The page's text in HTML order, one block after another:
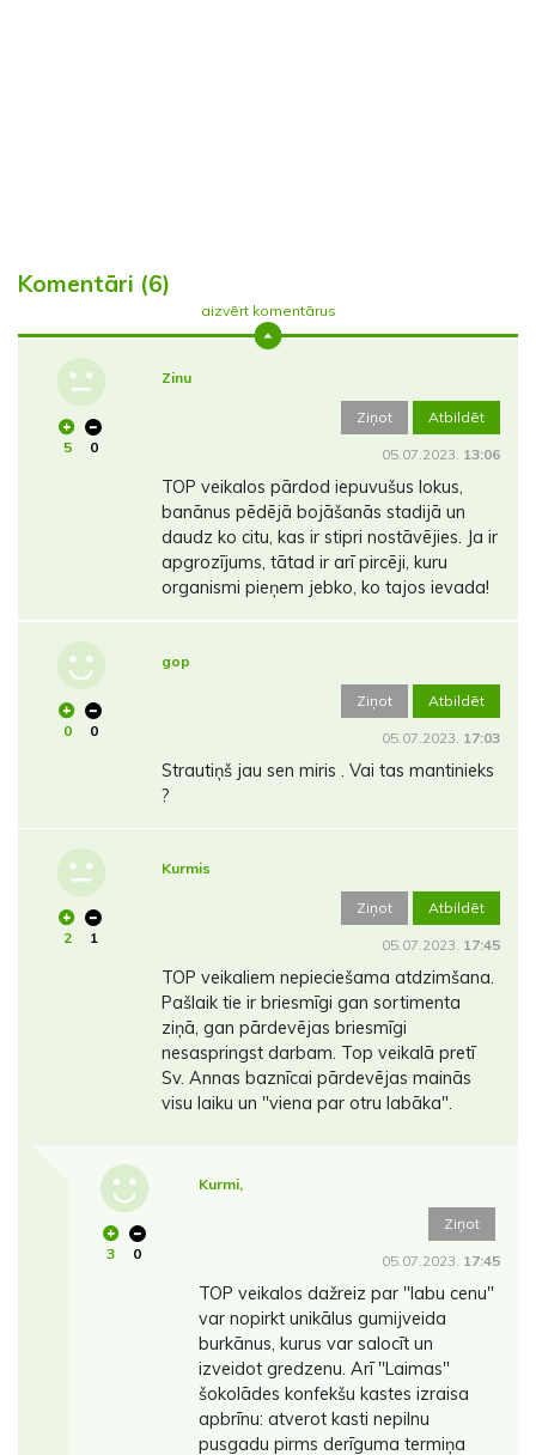
Komentāri (6)
aizvērt komentārus
5 0
Zinu
Ziņot Atbildēt
05.07.2023. 13:06
TOP veikalos pārdod iepuvušus lokus,
banānus pēdējā bojāšanās stadijā un
daudz ko citu, kas ir stipri nostāvējies. Ja ir
apgrozījums, tātad ir arī pircēji, kuru
organismi pieņem jebko, ko tajos ievada!
0 0
gop
Ziņot Atbildēt
05.07.2023. 17:03
Strautiņš jau sen miris . Vai tas mantinieks
?
2 1
Kurmis
Ziņot Atbildēt
05.07.2023. 17:45
TOP veikaliem nepieciešama atdzimšana.
Pašlaik tie ir briesmīgi gan sortimenta
ziņā, gan pārdevējas briesmīgi
nesaspringst darbam. Top veikalā pretī
Sv. Annas baznīcai pārdevējas mainās
visu laiku un "viena par otru labāka".
3 0
Kurmi,
Ziņot
05.07.2023. 17:45
TOP veikalos dažreiz par "labu cenu"
var nopirkt unikālus gumijveida
burkānus, kurus var salocīt un
izveidot gredzenu. Arī "Laimas"
šokolādes konfekšu kastes izraisa
apbrīnu: atverot kasti nepilnu
pusgadu pirms derīguma termiņa